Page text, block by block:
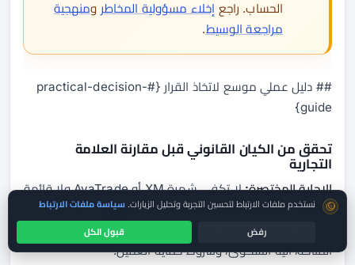
الحساب. راجع إخلاء مسؤولية المخاطر ومنهجية
مراجعة الوسيط.
## دليل عملي موسع لاتخاذ القرار {#practical-decision-
guide}
تحقق من الكيان القانوني قبل مقارنة العلامة
التجارية
الإجابة المختصرة:
لا تكفي شهرة XM أو AvaTrade ولا قائمة
التراخيص العالمية لاتخاذ قرار آمن. الكيان القانوني الذي يظهر
لك أثناء التسجيل هو الذي يحدد غالباً الجهة الرقابية، الرافعة
المتاحة، آلية الشكوى، وشروط حماية العميل.
موافقة ملفات تعريف الارتباط
نستخدم ملفات الارتباط لتحسين التجربة وتحليل الزيارات. سياسة ملفات الارتباط
رفض قبول الكل